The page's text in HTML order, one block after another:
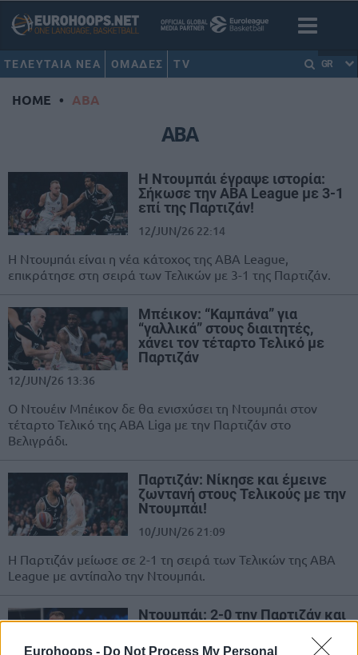
Eurohoops - Do Not Process My Personal
ΤΕΛΕΥΤΑΙΑ ΝΕΑ ΟΜΑΔΕΣ TV GR
HOME • ABA
ABA
Η Ντουμπάι έγραψε ιστορία:
Σήκωσε την ABA League με 3-1
επί της Παρτιζάν!
12/JUN/26 22:14
Η Ντουμπάι είναι η νέα κάτοχος της ΑΒΑ League,
επικράτησε στη σειρά των Τελικών με 3-1 της Παρτιζάν.
Μπέικον: “Καμπάνα” για
“γαλλικά” στους διαιτητές,
χάνει τον τέταρτο Τελικό με
Παρτιζάν
12/JUN/26 13:36
Ο Ντουέιν Μπέικον δε θα ενισχύσει τη Ντουμπάι στον
τέταρτο Τελικό της ABA Liga με την Παρτιζάν στο
Βελιγράδι.
Παρτιζάν: Νίκησε και έμεινε
ζωντανή στους Τελικούς με την
Ντουμπάι!
10/JUN/26 21:09
Η Παρτιζάν μείωσε σε 2-1 τη σειρά των Τελικών της ABA
League με αντίπαλο την Ντουμπάι.
Ντουμπάι: 2-0 την Παρτιζάν και
Αδριατική